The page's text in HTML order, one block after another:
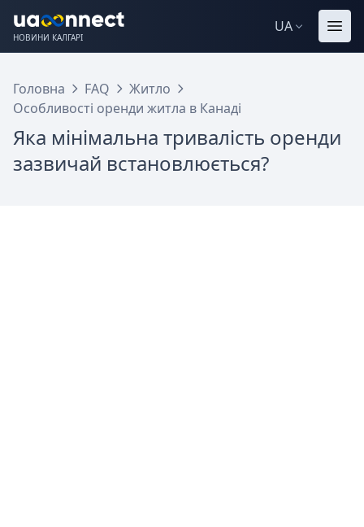
НОВИНИ КАЛГАРІ
UA
Головна FAQ
Житло
Особливості оренди житла в Канаді
Яка мінімальна тривалість оренди
зазвичай встановлюється?